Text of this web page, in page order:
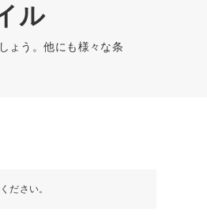
ル
ょう。他にも様々な条
ださい。